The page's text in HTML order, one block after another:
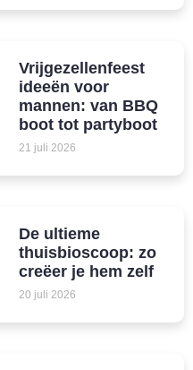
Vrijgezellenfeest
ideeën voor
mannen: van BBQ
boot tot partyboot
21 juli 2026
De ultieme
thuisbioscoop: zo
creëer je hem zelf
20 juli 2026